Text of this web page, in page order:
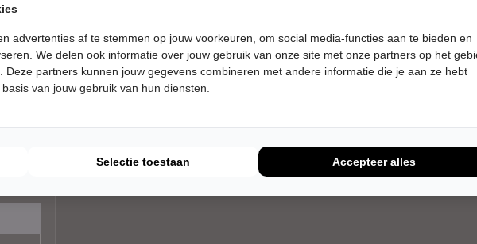
advertenties af te stemmen op jouw voorkeuren, om social media-functies aan te bieden en
We delen ook informatie over jouw gebruik van onze site met onze partners op het
partners kunnen jouw gegevens combineren met andere informatie die je aan ze hebt
van jouw gebruik van hun diensten.
Selectie toestaan Accepteer alles